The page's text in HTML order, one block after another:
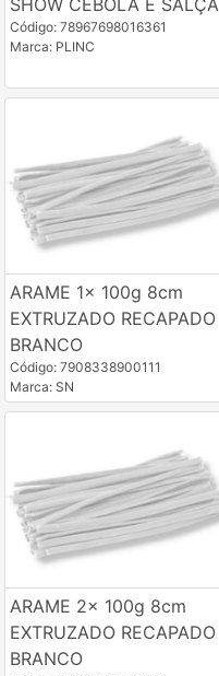
Código: 78967698016361
Marca: PLINC
ARAME 1x 100g 8cm
EXTRUZADO RECAPADO
BRANCO
Código: 7908338900111
Marca: SN
ARAME 2x 100g 8cm
EXTRUZADO RECAPADO
BRANCO